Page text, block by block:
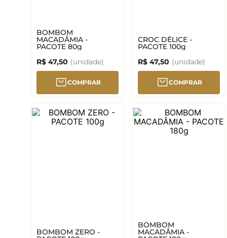
BOMBOM
MACADÂMIA -
PACOTE 80g
R$ 47,50
COMPRAR
CROC DÈLICE -
PACOTE 100g
R$ 47,50
COMPRAR
BOMBOM ZERO -
BOMBOM
MACADÂMIA -